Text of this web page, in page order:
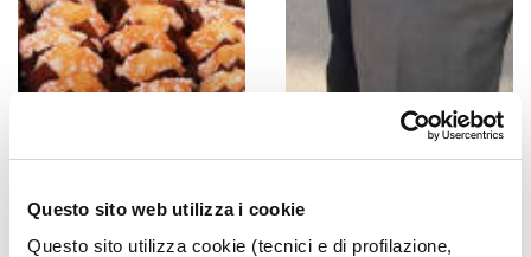
Questo sito web utilizza i cookie
Questo sito utilizza cookie (tecnici e di profilazione,